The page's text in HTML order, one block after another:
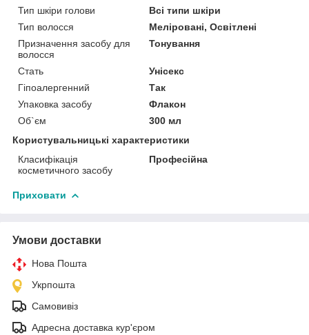
Тип шкіри голови
Всі типи шкіри
Тип волосся
Меліровані, Освітлені
Призначення засобу для
волосся
Тонування
Стать
Унісекс
Гіпоалергенний
Так
Упаковка засобу
Флакон
Об`єм
300 мл
Користувальницькі характеристики
Класифікація
косметичного засобу
Професійна
Приховати
Умови доставки
Нова Пошта
Укрпошта
Самовивіз
Адресна доставка кур'єром